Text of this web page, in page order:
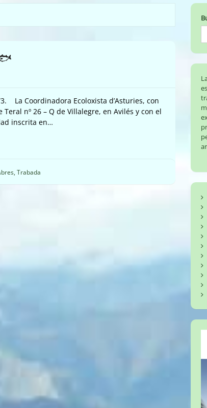
La Coordinadora Ecoloxista d’Asturies, con
nº 26 – Q de Villalegre, en Avilés y con el
inscrita en…
, Trabada